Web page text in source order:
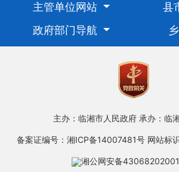
主管单位网站
县
政府部门导航
主办：临湘市人民政府 承办：临
备案证编号：湘ICP备14007481号 网站标
湘公网安备